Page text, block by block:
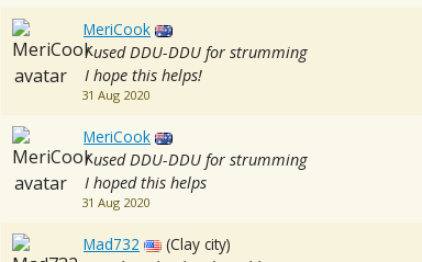
MeriCook
I used DDU-DDU for strumming
I hope this helps!
31 Aug 2020
MeriCook
I used DDU-DDU for strumming
I hoped this helps
31 Aug 2020
Mad732
(Clay city)